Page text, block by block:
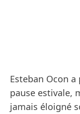
Esteban Ocon
pause estivale,
jamais éloigné